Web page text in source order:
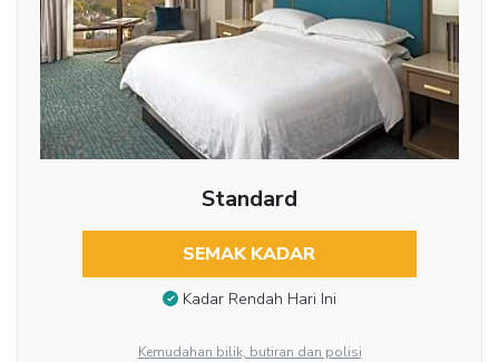
Standard
SEMAK KADAR
Kadar Rendah Hari Ini
Kemudahan bilik, butiran dan polisi